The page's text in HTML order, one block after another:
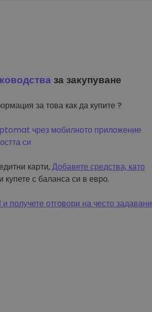
за закупуване
за това как да купите ?
чрез мобилното приложение
си
карти,Добавете средства, като
и купете с баланса си в евро.
получете отговори на често задавани